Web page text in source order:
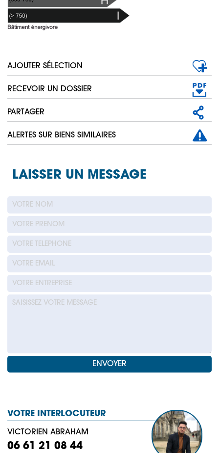
AJOUTER SÉLECTION
RECEVOIR UN DOSSIER
PARTAGER
ALERTES SUR BIENS SIMILAIRES
LAISSER UN MESSAGE
VOTRE INTERLOCUTEUR
VICTORIEN ABRAHAM
06 61 21 08 44